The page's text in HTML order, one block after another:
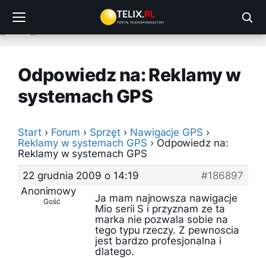
treści
Odpowiedz na: Reklamy w
systemach GPS
Start › Forum › Sprzęt › Nawigacje GPS ›
Reklamy w systemach GPS › Odpowiedz na:
Reklamy w systemach GPS
22 grudnia 2009 o 14:19
#186897
Anonimowy
Gość
Ja mam najnowsza nawigacje
Mio serii S i przyznam ze ta
marka nie pozwala sobie na
tego typu rzeczy. Z pewnoscia
jest bardzo profesjonalna i
dlatego.